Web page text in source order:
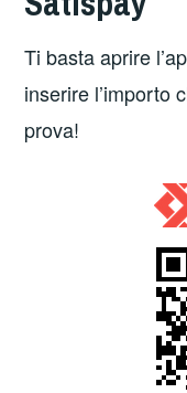
Ti basta aprire
inserire l’importo
prova!